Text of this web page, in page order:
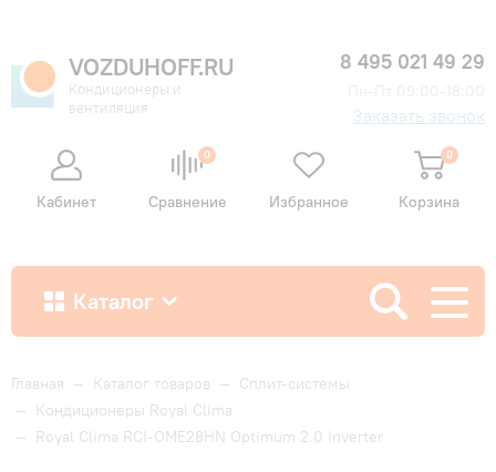
VOZDUHOFF.RU
Кондиционеры и
вентиляция
8 495 021 49 29
Заказать звонок
Кабинет
0
Сравнение Избранное
0
Корзина
Каталог
Как купить
Доставка и оплата
Главная — Каталог товаров — Сплит-системы
— Кондиционеры Royal Clima
— Royal Clima RCI-OME28HN Optimum 2.0 Inverter